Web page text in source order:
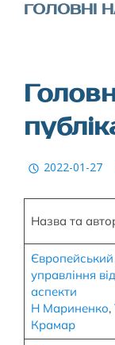
ГОЛОВНІ
2022-01-27
Назва та
Європейський
управління
аспекти
Н Мариненко,
Крамар